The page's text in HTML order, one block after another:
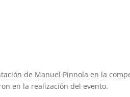
de Manuel Pinnola en la
en la realización del evento.